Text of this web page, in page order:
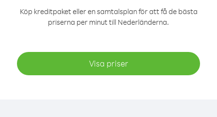
Köp kreditpaket eller en samtalsplan för att få de bästa
priserna per minut till Nederländerna.
Visa priser